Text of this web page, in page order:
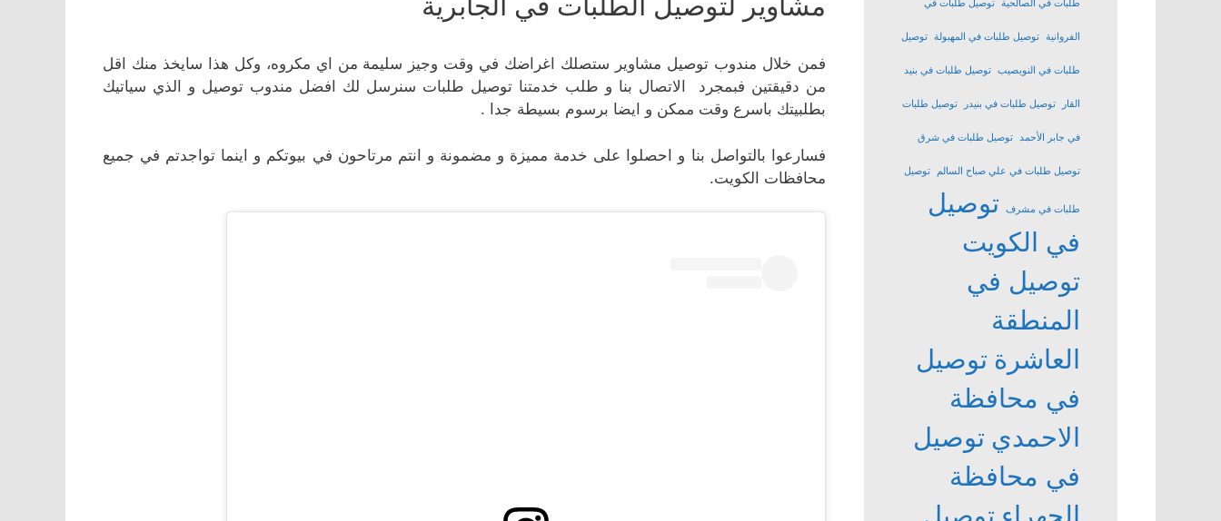
فمن خلال مندوب توصيل مشاوير ستصلك اغراضك في وقت وجيز سليمة من اي مكروه، وكل هذا سايخذ منك اقل
من دقيقتين فبمجرد الاتصال بنا و طلب خدمتنا توصيل طلبات سنرسل لك افضل مندوب توصيل و الذي سياتيك
بطلبيتك باسرع وقت ممكن و ايضا برسوم بسيطة جدا .
فسارعوا بالتواصل بنا و احصلوا على خدمة مميزة و مضمونة و انتم مرتاحون في بيوتكم و اينما تواجدتم في جميع
محافظات الكويت.
طلبات في الصالحية توصيل طلبات في
الفروانية توصيل طلبات في المهبولة توصيل
طلبات في النويصيب توصيل طلبات في بنيد
القار توصيل طلبات في بنيدر توصيل طلبات
في جابر الأحمد توصيل طلبات في شرق
توصيل طلبات في علي صباح السالم توصيل
طلبات في مشرف
توصيل
في الكويت
توصيل في
المنطقة
العاشرة توصيل
في محافظة
الاحمدي توصيل
في محافظة